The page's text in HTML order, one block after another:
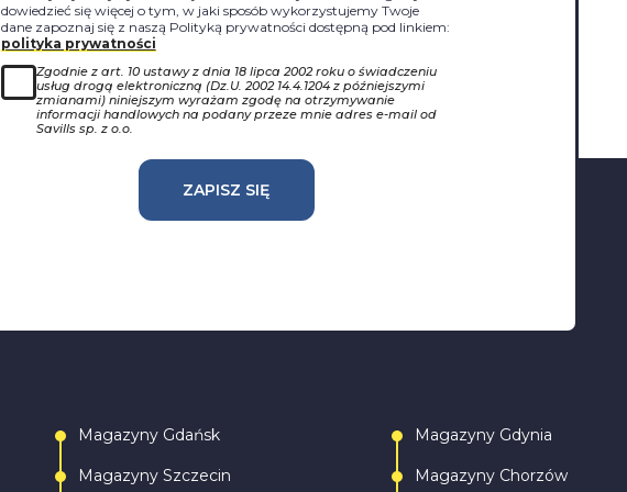
dowiedzieć się więcej o tym, w jaki sposób wykorzystujemy Twoje
dane zapoznaj się z naszą Polityką prywatności dostępną pod linkiem:
polityka prywatności
Zgodnie z art. 10 ustawy z dnia 18 lipca 2002 roku o świadczeniu
usług drogą elektroniczną (Dz.U. 2002 14.4.1204 z późniejszymi
zmianami) niniejszym wyrażam zgodę na otrzymywanie
informacji handlowych na podany przeze mnie adres e-mail od
Savills sp. z o.o.
ZAPISZ SIĘ
Magazyny Gdańsk
Magazyny Szczecin
Magazyny Gdynia
Magazyny Chorzów